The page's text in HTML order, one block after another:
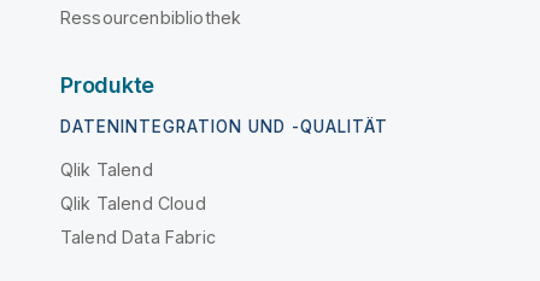
Ressourcenbibliothek
Produkte
DATENINTEGRATION UND -QUALITÄT
Qlik Talend
Qlik Talend Cloud
Talend Data Fabric